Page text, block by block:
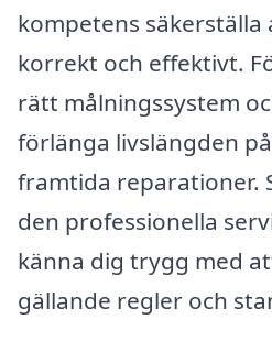
kompetens
korrekt och effektivt.
rätt målningssystem
förlänga livslängden
framtida reparationer.
den professionella
känna dig trygg med
gällande regler och